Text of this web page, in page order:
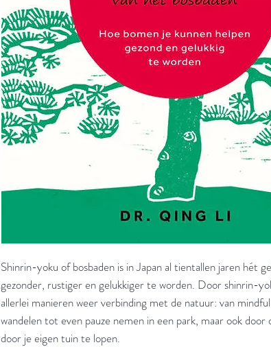
Shinrin-yoku of bosbaden is in Japan al tientallen jaren hét
gezonder, rustiger en gelukkiger te worden. Door shinrin-
allerlei manieren weer verbinding met de natuur: van
wandelen tot even pauze nemen in een park, maar ook
door je eigen tuin te lopen.